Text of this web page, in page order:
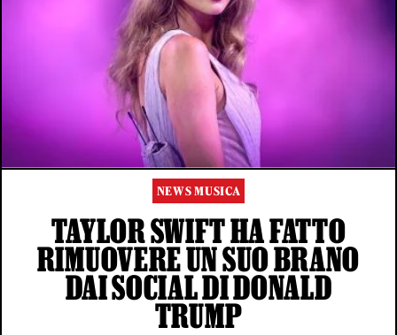
NEWS MUSICA
TAYLOR SWIFT HA FATTO
RIMUOVERE UN SUO BRANO
DAI SOCIAL DI DONALD
TRUMP